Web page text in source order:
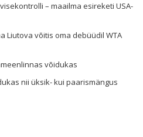
– maailma esireketi USA-
Liutova võitis oma debüüdil WTA
võidukas
nii üksik- kui paarismängus